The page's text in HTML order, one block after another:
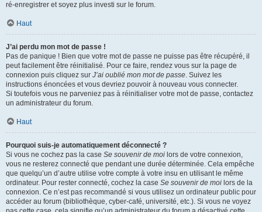
ré-enregistrer et soyez plus investi sur le forum.
Haut
J’ai perdu mon mot de passe !
Pas de panique ! Bien que votre mot de passe ne puisse pas être récupéré, il
peut facilement être réinitialisé. Pour ce faire, rendez vous sur la page de
connexion puis cliquez sur J’ai oublié mon mot de passe. Suivez les
instructions énoncées et vous devriez pouvoir à nouveau vous connecter.
Si toutefois vous ne parveniez pas à réinitialiser votre mot de passe, contactez
un administrateur du forum.
Haut
Pourquoi suis-je automatiquement déconnecté ?
Si vous ne cochez pas la case Se souvenir de moi lors de votre connexion,
vous ne resterez connecté que pendant une durée déterminée. Cela empêche
que quelqu’un d’autre utilise votre compte à votre insu en utilisant le même
ordinateur. Pour rester connecté, cochez la case Se souvenir de moi lors de la
connexion. Ce n’est pas recommandé si vous utilisez un ordinateur public pour
accéder au forum (bibliothèque, cyber-café, université, etc.). Si vous ne voyez